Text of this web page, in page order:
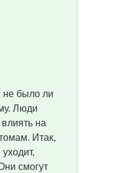
не было ли
Люди
на
Итак,
смогут